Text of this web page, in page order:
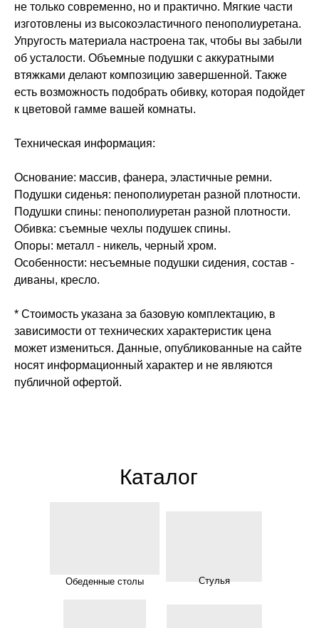
не только современно, но и практично. Мягкие части
изготовлены из высокоэластичного пенополиуретана.
Упругость материала настроена так, чтобы вы забыли
об усталости. Объемные подушки с аккуратными
втяжками делают композицию завершенной. Также
есть возможность подобрать обивку, которая подойдет
к цветовой гамме вашей комнаты.
Техническая информация:
Основание: массив, фанера, эластичные ремни.
Подушки сиденья: пенополиуретан разной плотности.
Подушки спины: пенополиуретан разной плотности.
Обивка: съемные чехлы подушек спины.
Опоры: металл - никель, черный хром.
Особенности: несъемные подушки сидения, состав -
диваны, кресло.
* Стоимость указана за базовую комплектацию, в
зависимости от технических характеристик цена
может измениться. Данные, опубликованные на сайте
носят информационный характер и не являются
публичной офертой.
Обеденные столы Стулья
Каталог